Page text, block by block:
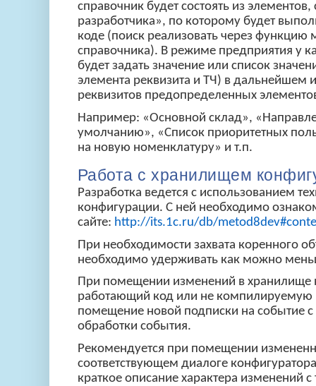
справочник будет состоять из
разработчика», по которому будет
коде (поиск реализовать через
справочника). В режиме предприятия у
будет задать значение или список
элемента реквизита и ТЧ) в дальнейшем
реквизитов предопределенных
Например: «Основной склад»,
умолчанию», «Список приоритетных
на новую номенклатуру» и т.п.
Работа с хранилищем
Разработка ведется с использованием
конфигурации. С ней необходимо
сайте: http://its.1c.ru/db/
При необходимости захвата коренного
необходимо удерживать как можно
При помещении изменений в хранилище
работающий код или не
помещение новой подписки на событие
обработки события.
Рекомендуется при помещении
соответствующем диалоге
краткое описание характера изменений